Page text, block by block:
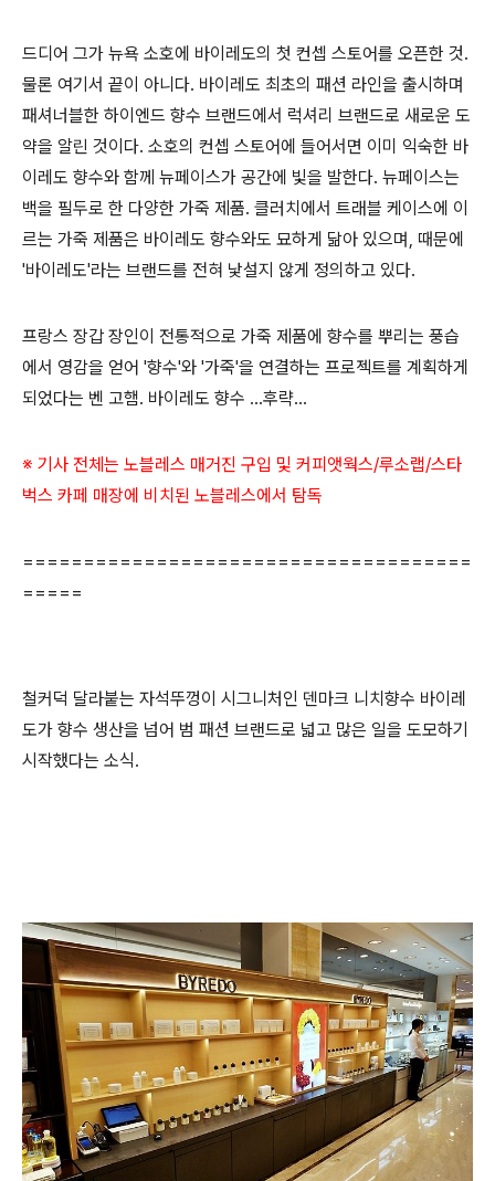
드디어 그가 뉴욕 소호에 바이레도의 첫 컨셉 스토어를 오픈한 것.
물론 여기서 끝이 아니다. 바이레도 최초의 패션 라인을 출시하며
패셔너블한 하이엔드 향수 브랜드에서 럭셔리 브랜드로 새로운 도
약을 알린 것이다. 소호의 컨셉 스토어에 들어서면 이미 익숙한 바
이레도 향수와 함께 뉴페이스가 공간에 빛을 발한다. 뉴페이스는
백을 필두로 한 다양한 가죽 제품. 클러치에서 트래블 케이스에 이
르는 가죽 제품은 바이레도 향수와도 묘하게 닮아 있으며, 때문에
'바이레도'라는 브랜드를 전혀 낯설지 않게 정의하고 있다.
프랑스 장갑 장인이 전통적으로 가죽 제품에 향수를 뿌리는 풍습
에서 영감을 얻어 '향수'와 '가죽'을 연결하는 프로젝트를 계획하게
되었다는 벤 고햄. 바이레도 향수 ...후략...
※ 기사 전체 는 노블레스 매거진 구입 및 커피앳웍스/루소랩/스타
벅스 카페 매장에 비치된 노블레스에서 탐독
=====================================
=====
철커덕 달라붙는 자석뚜껑이 시그니처인 덴마크 니치향수 바이레
도가 향수 생산을 넘어 범 패션 브랜드로 넓고 많은 일을 도모하기
시작했다는 소식.